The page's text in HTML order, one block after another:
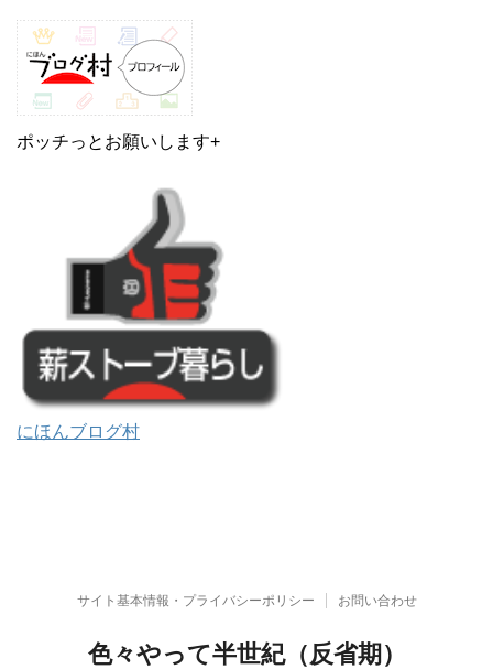
ポッチっとお願いします+
にほんブログ村
サイト基本情報・プライバシーポリシー お問い合わせ
色々やって半世紀（反省期）